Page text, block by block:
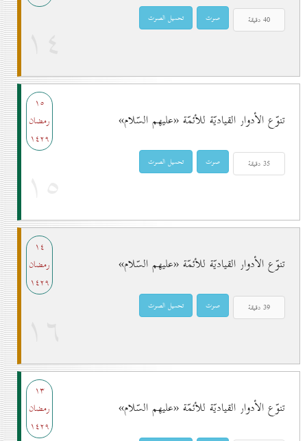
۱٥
رمضان
۱٤۲۹
تنوّع الأدوار القياديّة للأئمّة «عليهم السّلام»
۱٤
رمضان
۱٤۲۹
تنوّع الأدوار القياديّة للأئمّة «عليهم السّلام»
۱۳
رمضان
۱٤۲۹
تنوّع الأدوار القياديّة للأئمّة «عليهم السّلام»